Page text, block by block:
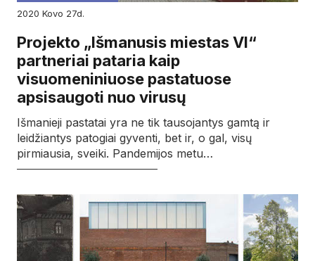
2020 kovo 27d.
Projekto „Išmanusis miestas VI“
partneriai pataria kaip
visuomeniniuose pastatuose
apsisaugoti nuo virusų
Išmanieji pastatai yra ne tik tausojantys gamtą ir
leidžiantys patogiai gyventi, bet ir, o gal, visų
pirmiausia, sveiki. Pandemijos metu…